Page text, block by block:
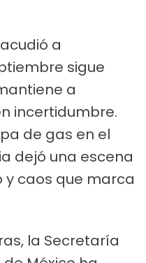
a
sigue
a
incertidumbre.
de gas en el
dejó una escena
y caos que marca
la Secretaría